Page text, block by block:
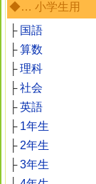
◆… 小学生用
├ 国語
├算数
├理科
├社会
├英語
├ 1年生
├ 2年生
├3年生